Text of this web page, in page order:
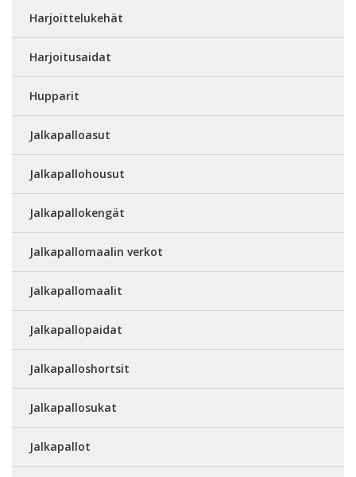
Harjoittelukehät
Harjoitusaidat
Hupparit
Jalkapalloasut
Jalkapallohousut
Jalkapallokengät
Jalkapallomaalin verkot
Jalkapallomaalit
Jalkapallopaidat
Jalkapalloshortsit
Jalkapallosukat
Jalkapallot